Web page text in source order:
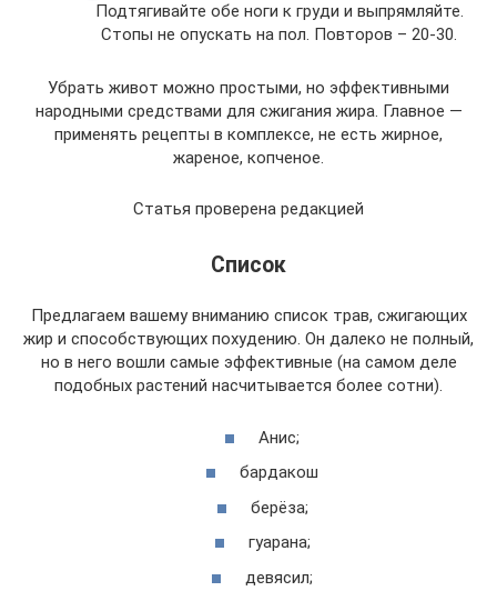
Подтягивайте обе ноги к груди и выпрямляйте.
Стопы не опускать на пол. Повторов – 20-30.
Убрать живот можно простыми, но эффективными
народными средствами для сжигания жира. Главное —
применять рецепты в комплексе, не есть жирное,
жареное, копченое.
Статья проверена редакцией
Список
Предлагаем вашему вниманию список трав, сжигающих
жир и способствующих похудению. Он далеко не полный,
но в него вошли самые эффективные (на самом деле
подобных растений насчитывается более сотни).
Анис;
бардакош
берёза;
гуарана;
девясил;